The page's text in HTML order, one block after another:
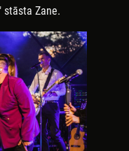
stāsta Zane.